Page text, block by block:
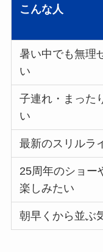
こんな人
暑い中でも無理
い
子連れ・まった
い
最新のスリルラ
25周年のショー
楽しみたい
朝早くから並ぶ